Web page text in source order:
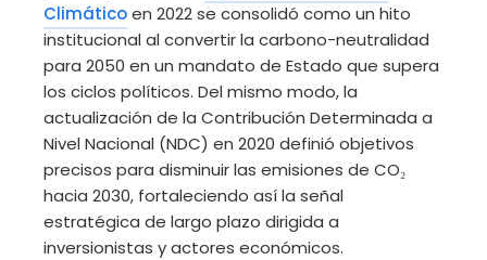
Climáticoen 2022 se consolidó como un hito
institucional al convertir la carbono-neutralidad
para 2050 en un mandato de Estado que supera
los ciclos políticos. Del mismo modo, la
actualización de la Contribución Determinada a
Nivel Nacional (NDC) en 2020 definió objetivos
precisos para disminuir las emisiones de CO₂
hacia 2030, fortaleciendo así la señal
estratégica de largo plazo dirigida a
inversionistas y actores económicos.